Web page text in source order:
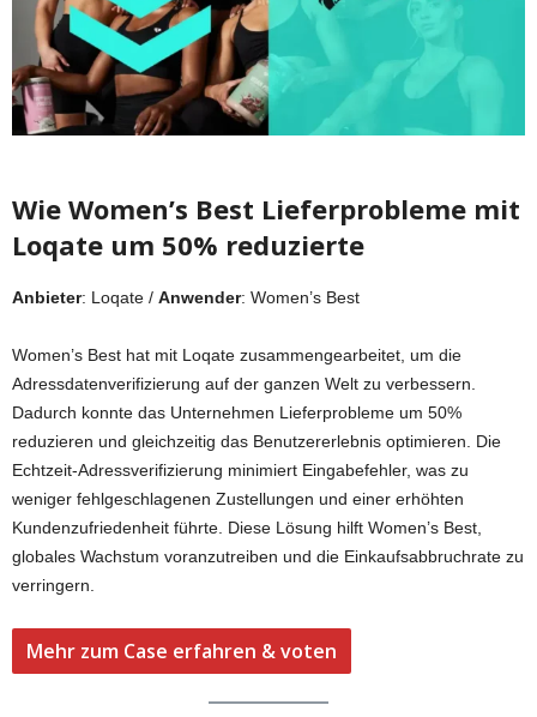
Wie Women’s Best Lieferprobleme mit
Loqate um 50% reduzierte
Anbieter: Loqate / Anwender: Women’s Best
Women’s Best hat mit Loqate zusammengearbeitet, um die
Adressdatenverifizierung auf der ganzen Welt zu verbessern.
Dadurch konnte das Unternehmen Lieferprobleme um 50%
reduzieren und gleichzeitig das Benutzererlebnis optimieren. Die
Echtzeit-Adressverifizierung minimiert Eingabefehler, was zu
weniger fehlgeschlagenen Zustellungen und einer erhöhten
Kundenzufriedenheit führte. Diese Lösung hilft Women’s Best,
globales Wachstum voranzutreiben und die Einkaufsabbruchrate zu
verringern.
Mehr zum Case erfahren & voten